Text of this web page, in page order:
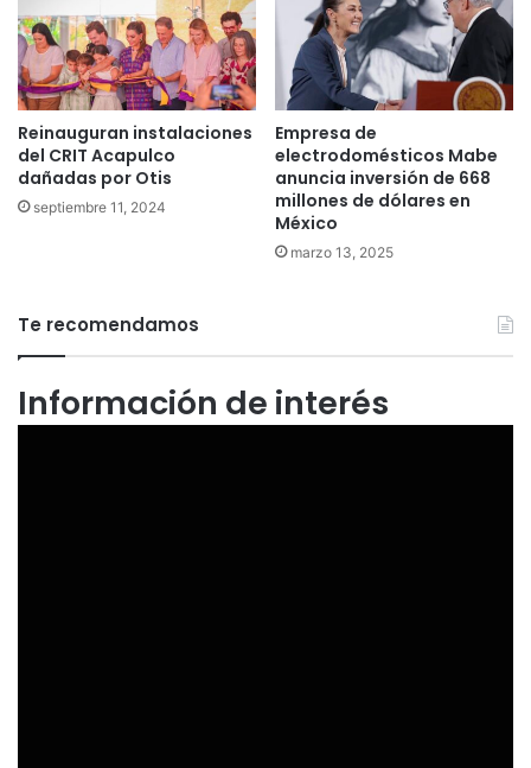
Reinauguran instalaciones
del CRIT Acapulco
dañadas por Otis
septiembre 11, 2024
Empresa de
electrodomésticos Mabe
anuncia inversión de 668
millones de dólares en
México
marzo 13, 2025
Te recomendamos
Información de interés